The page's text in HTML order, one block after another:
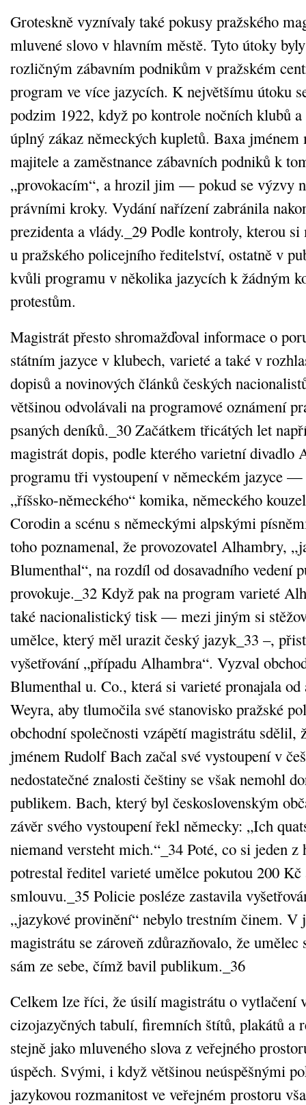
Groteskně vyznívaly také pokusy pražského
mluvené slovo v hlavním městě. Tyto útoky
rozličným zábavním podnikům v pražském
program ve více jazycích. K největšímu útoku
podzim 1922, když po kontrole nočních klubů
úplný zákaz německých kupletů. Baxa jménem
majitele a zaměstnance zábavních podniků k
„provokacím“, a hrozil jim — pokud se výzvy
právními kroky. Vydání nařízení zabránila
prezidenta a vlády._29 Podle kontroly, kterou
u pražského policejního ředitelství, ostatně v
kvůli programu v několika jazycích k žádným
protestům.
Magistrát přesto shromažďoval informace o
státním jazyce v klubech, varieté a také v
dopisů a novinových článků českých
většinou odvolávali na programové oznámení
psaných deníků._30 Začátkem třicátých let
magistrát dopis, podle kterého varietní divadlo
programu tři vystoupení v německém jazyce —
„říšsko‑německého“ komika, německého
Corodin a scénu s německými alpskými
toho poznamenal, že provozovatel Alhambry,
Blumenthal“, na rozdíl od dosavadního vedení
provokuje._32 Když pak na program varieté
také nacionalistický tisk — mezi jiným si
umělce, který měl urazit český jazyk_33 –,
vyšetřování „případu Alhambra“. Vyzval
Blumenthal u. Co., která si varieté pronajala
Weyra, aby tlumočila své stanovisko pražské
obchodní společnosti vzápětí magistrátu sdělil,
jménem Rudolf Bach začal své vystoupení v
nedostatečné znalosti češtiny se však nemohl
publikem. Bach, který byl československým
závěr svého vystoupení řekl německy: „Ich
niemand versteht mich.“_34 Poté, co si jeden z
potrestal ředitel varieté umělce pokutou 200
smlouvu._35 Policie posléze zastavila
„jazykové provinění“ nebylo trestním činem. V
magistrátu se zároveň zdůrazňovalo, že
sám ze sebe, čímž bavil publikum._36
Celkem lze říci, že úsilí magistrátu o vytlačení
cizojazyčných tabulí, firemních štítů, plakátů a
stejně jako mluveného slova z veřejného
úspěch. Svými, i když většinou neúspěšnými
jazykovou rozmanitost ve veřejném prostoru